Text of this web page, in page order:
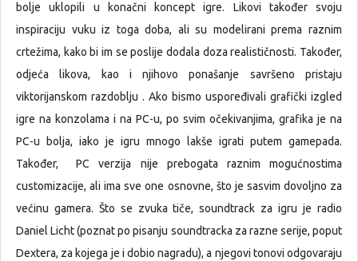
bolje uklopili u konačni koncept igre. Likovi također svoju
inspiraciju vuku iz toga doba, ali su modelirani prema raznim
crtežima, kako bi im se poslije dodala doza realističnosti. Također,
odjeća likova, kao i njihovo ponašanje savršeno pristaju
viktorijanskom razdoblju . Ako bismo uspoređivali grafički izgled
igre na konzolama i na PC-u, po svim očekivanjima, grafika je na
PC-u bolja, iako je igru mnogo lakše igrati putem gamepada.
Također, PC verzija nije prebogata raznim mogućnostima
customizacije, ali ima sve one osnovne, što je sasvim dovoljno za
većinu gamera. Što se zvuka tiče, soundtrack za igru je radio
Daniel Licht (poznat po pisanju soundtracka za razne serije, poput
Dextera, za kojega je i dobio nagradu), a njegovi tonovi odgovaraju